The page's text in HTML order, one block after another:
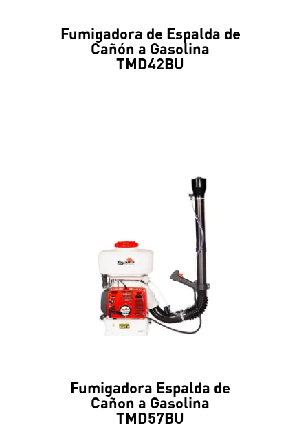
Fumigadora de Espalda de
Cañón a Gasolina
TMD42BU
Fumigadora Espalda de
Cañon a Gasolina
TMD57BU